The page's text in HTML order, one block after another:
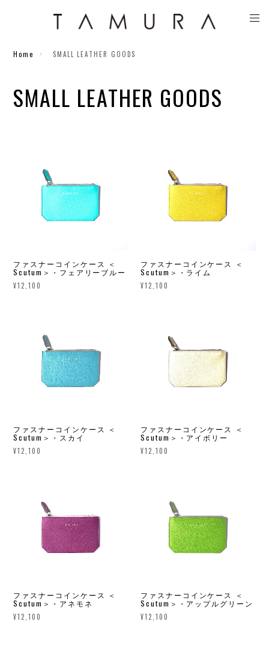
Home SMALL LEATHER GOODS
SMALL LEATHER GOODS
ファスナーコインケース ＜
Scutum＞・フェアリーブルー
¥12,100
ファスナーコインケース ＜
Scutum＞・ライム
¥12,100
ファスナーコインケース ＜
Scutum＞・スカイ
¥12,100
ファスナーコインケース ＜
Scutum＞・アイボリー
¥12,100
ファスナーコインケース ＜
Scutum＞・アネモネ
¥12,100
ファスナーコインケース ＜
Scutum＞・アップルグリーン
¥12,100